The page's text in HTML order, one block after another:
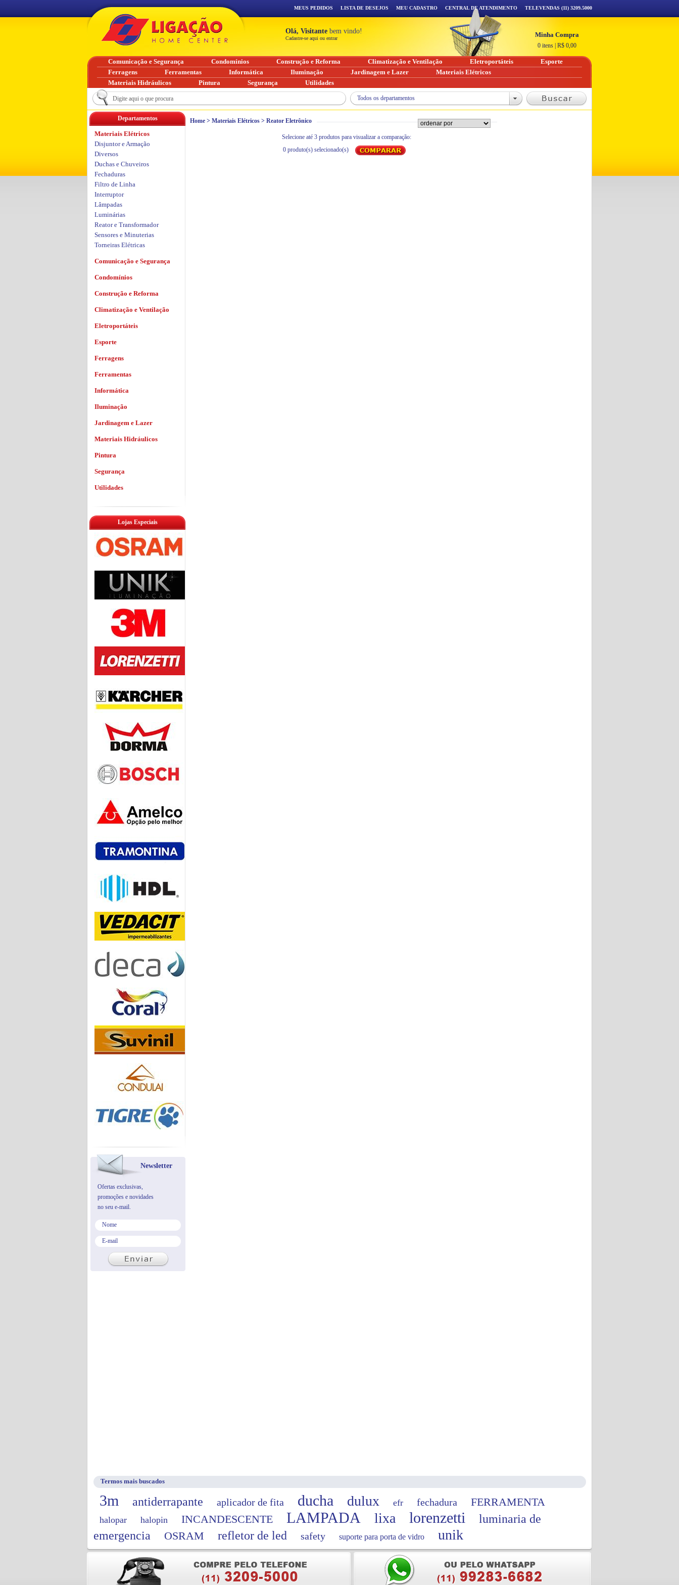
Home > Materiais Elétricos > Reator Eletrônico
Selecione até 3 produtos para visualizar a comparação:
0produto(s) selecionado(s)
Departamentos
Materiais Elétricos
Disjuntor e Armação
Diversos
Duchas e Chuveiros
Fechaduras
Filtro de Linha
Interruptor
Lâmpadas
Luminárias
Reator e Transformador
Sensores e Minuterias
Torneiras Elétricas
Comunicação e Segurança
Condomínios
Construção e Reforma
Climatização e Ventilação
Eletroportáteis
Esporte
Ferragens
Ferramentas
Informática
Iluminação
Jardinagem e Lazer
Materiais Hidráulicos
Pintura
Segurança
Utilidades
Lojas Especiais
Newsletter
Ofertas exclusivas,
promoções e novidades
no seu e-mail.
Termos mais buscados
3m antiderrapante aplicador de fita ducha dulux efr fechadura FERRAMENTA
halopar halopin INCANDESCENTE LAMPADA lixa lorenzetti
luminaria de
emergencia
OSRAM refletor de led safety suporte para porta de vidro unik
MEUS PEDIDOS LISTA DE DESEJOS MEU CADASTRO CENTRAL DE ATENDIMENTO TELEVENDAS (11) 3209.5000
Olá, Visitante bem vindo!
Cadastre-se aqui ou entrar Minha Compra
0 itens R$ 0,00
Comunicação e Segurança Condomínios Construção e Reforma Climatização e Ventilação Eletroportáteis
Esporte
Ferragens
Ferramentas Informática Iluminação Jardinagem e Lazer
Materiais Elétricos
Materiais Hidráulicos
Pintura Segurança Utilidades
Todos os departamentos